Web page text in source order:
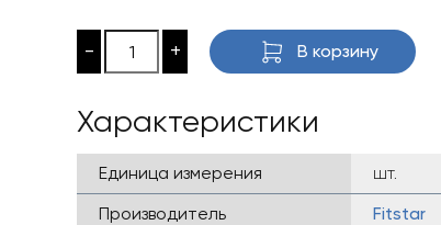
- + В корзину
Характеристики
Единица измерения
шт.
Производитель
Fitstar